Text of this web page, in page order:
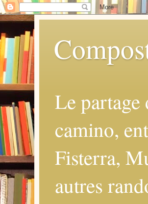
Le partage
camino,
Fisterra,
autres